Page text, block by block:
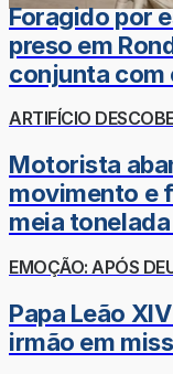
Foragido por
preso em
conjunta com
ARTIFÍCIO
Motorista
movimento e
meia
EMOÇÃO: APÓS
Papa Leão
irmão em